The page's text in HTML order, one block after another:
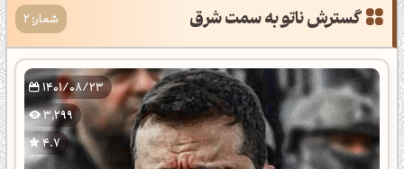
گسترش ناتو به سمت شرق شمار: 2
1401/08/23
3,299
4.7